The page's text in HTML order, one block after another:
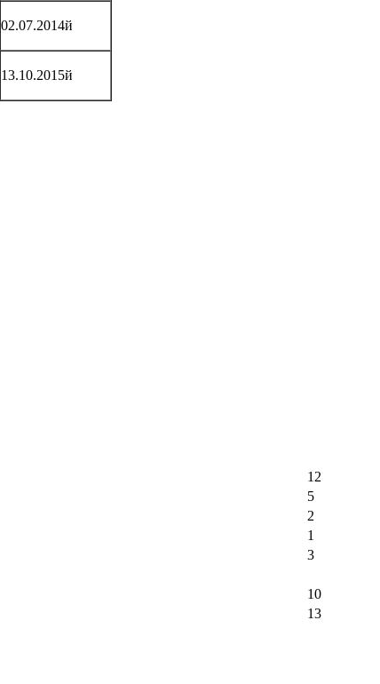
02.07.2014й
13.10.2015й
12
5
2
1
3
10
13